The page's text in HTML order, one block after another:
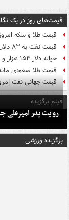
قیمت‌های روز در یک
قیمت طلا و سکه امروز یکشنبه
قیمت نفت به ۸۳ دلار و ۵۵ سنت در هر بشکه رسید
حواله دلار ۱۵۴ هزار و ۴۵۱ تومان شد
قیمت طلا صعودی
قیمت جهانی نفت امروز ۱۶
فیلم برگزیده
روایت پدر
برگزیده ورزشی